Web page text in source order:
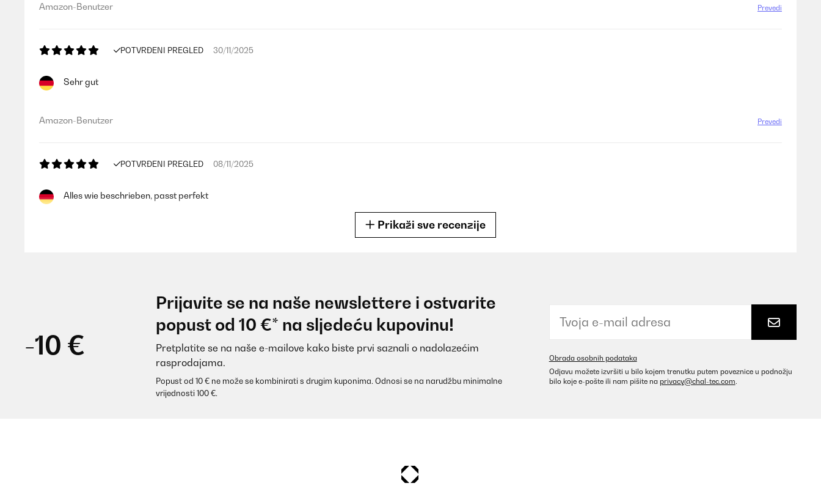
Amazon-Benutzer Prevedi
POTVRĐENI PREGLED 30/11/2025
Sehr gut
Amazon-Benutzer Prevedi
POTVRĐENI PREGLED 08/11/2025
Alles wie beschrieben, passt perfekt
Amazon-Benutzer
POTVRĐENI PREGLED 16/07/2025
Prikaži sve recenzije
-10 €
Prijavite se na naše newslettere i ostvarite
popust od 10 €* na sljedeću kupovinu!
Pretplatite se na naše e-mailove kako biste prvi saznali o nadolazećim
rasprodajama.
Popust od 10 € ne može se kombinirati s drugim kuponima. Odnosi se na narudžbu minimalne
vrijednosti 100 €.
Obrada osobnih podataka
Odjavu možete izvršiti u bilo kojem trenutku putem poveznice u podnožju
bilo koje e-pošte ili nam pišite na privacy@chal-tec.com.